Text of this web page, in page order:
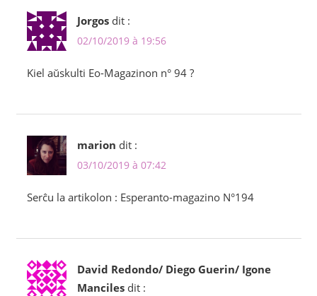
Jorgos dit :
02/10/2019 à 19:56
Kiel aŭskulti Eo-Magazinon n° 94 ?
marion dit :
03/10/2019 à 07:42
Serĉu la artikolon : Esperanto-magazino N°194
David Redondo/ Diego Guerin/ Igone
Manciles dit :